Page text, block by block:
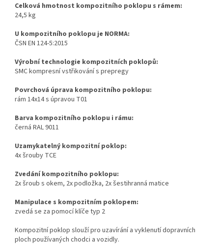
Celková hmotnost kompozitního poklopu s rámem:
24,5 kg
U kompozitního poklopu je NORMA:
ČSN EN 124-5:2015
Výrobní technologie kompozitních poklopů:
SMC kompresní vstřikování s prepregy
Povrchová úprava kompozitního poklopu:
rám 14x14 s úpravou T01
Barva kompozitního poklopu i rámu:
černá RAL 9011
Uzamykatelný kompozitní poklop:
4x šrouby TCE
Zvedání kompozitního poklopu:
2x šroub s okem, 2x podložka, 2x šestihranná matice
Manipulace s kompozitním poklopem:
zvedá se za pomocí klíče typ 2
Kompozitní poklop slouží pro uzavírání a vyklenutí dopravních
ploch používaných chodci a vozidly.